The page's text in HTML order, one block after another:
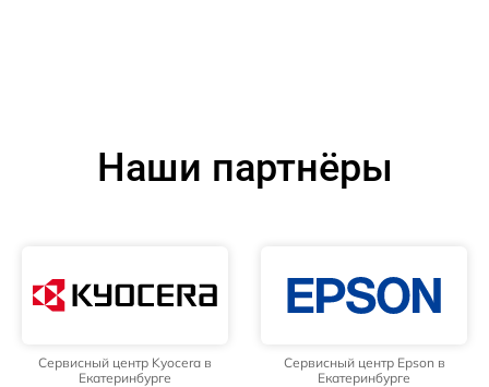
Наши партнёры
Сервисный центр Kyocera в
Екатеринбурге
Сервисный центр Epson в
Екатеринбурге